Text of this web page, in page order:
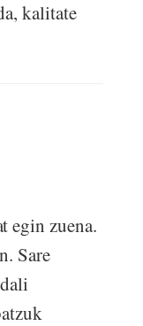
kalitate
egin zuena.
Sare